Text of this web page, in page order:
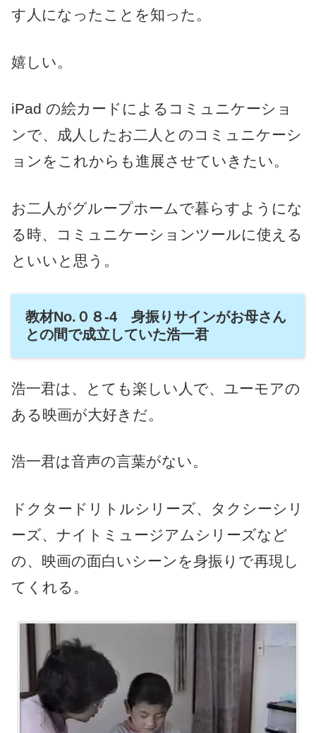
す人になったことを知った。
嬉しい。
iPad の絵カードによるコミュニケーショ
ンで、成人したお二人とのコミュニケーシ
ョンをこれからも進展させていきたい。
お二人がグループホームで暮らすようにな
る時、コミュニケーションツールに使える
といいと思う。
教材No.０８-4 身振りサインがお母さん
との間で成立していた浩一君
浩一君は、とても楽しい人で、ユーモアの
ある映画が大好きだ。
浩一君は音声の言葉がない。
ドクタードリトルシリーズ、タクシーシリ
ーズ、ナイトミュージアムシリーズなど
の、映画の面白いシーンを身振りで再現し
てくれる。